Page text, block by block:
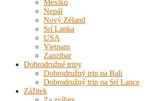
Mexiko
Nepál
Nový Zéland
Srí Lanka
USA
Vietnam
Zanzibar
Dobrodružné tripy
Dobrodružný trip na Bali
Dobrodružný trip na Srí Lance
Zážitek